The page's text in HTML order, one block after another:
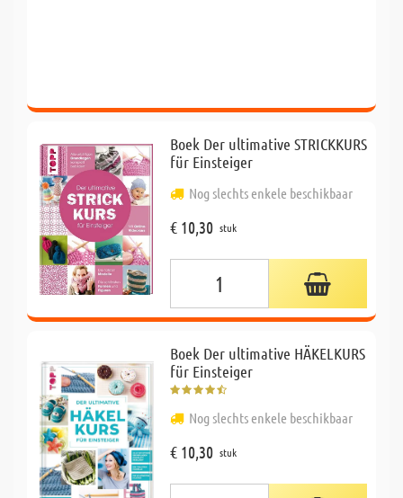
Boek Der ultimative STRICKKURS
für Einsteiger
Nog slechts enkele beschikbaar
€ 10,30 stuk
Boek Der ultimative HÄKELKURS
für Einsteiger
Nog slechts enkele beschikbaar
€ 10,30 stuk